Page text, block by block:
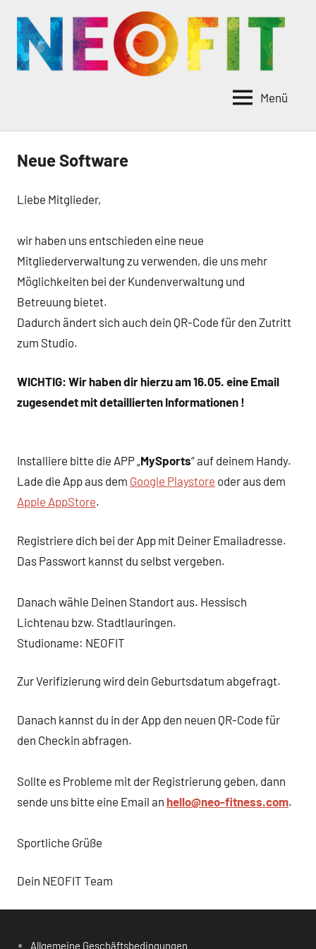
Inhalt
springen
Fitness
?!
Menü
Neue Software
Liebe Mitglieder,
wir haben uns entschieden eine neue
Mitgliederverwaltung zu verwenden, die uns mehr
Möglichkeiten bei der Kundenverwaltung und
Betreuung bietet.
Dadurch ändert sich auch dein QR-Code für den Zutritt
zum Studio.
WICHTIG: Wir haben dir hierzu am 16.05. eine Email
zugesendet mit detaillierten Informationen !
Installiere bitte die APP „MySports“ auf deinem Handy.
Lade die App aus dem Google Playstore oder aus dem
Apple AppStore.
Registriere dich bei der App mit Deiner Emailadresse.
Das Passwort kannst du selbst vergeben.
Danach wähle Deinen Standort aus. Hessisch
Lichtenau bzw. Stadtlauringen.
Studioname: NEOFIT
Zur Verifizierung wird dein Geburtsdatum abgefragt.
Danach kannst du in der App den neuen QR-Code für
den Checkin abfragen.
Sollte es Probleme mit der Registrierung geben, dann
sende uns bitte eine Email an hello@neo-fitness.com.
Sportliche Grüße
Dein NEOFIT Team
Allgemeine Geschäftsbedingungen